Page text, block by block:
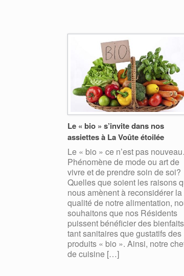
Le « bio » s’invite dans nos
assiettes à La Voûte étoilée
Le « bio » ce n’est pas
Phénomène de mode ou art de
vivre et de prendre soin de soi?
Quelles que soient les raisons
nous amènent à reconsidérer la
qualité de notre alimentation,
souhaitons que nos Résidents
puissent bénéficier des bienfaits
tant sanitaires que gustatifs des
produits « bio ». Ainsi, notre
de cuisine […]